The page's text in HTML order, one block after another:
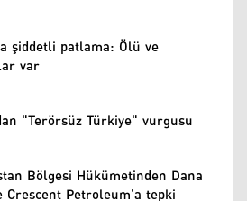
şiddetli patlama: Ölü ve
var
"Terörsüz Türkiye" vurgusu
Bölgesi Hükümetinden Dana
Crescent Petroleum’a tepki